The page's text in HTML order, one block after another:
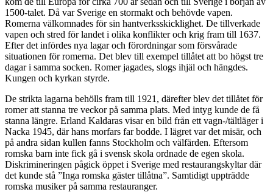
1500-talet. Då var Sverige en stormakt och behövde vapen.
Romerna välkomnades för sin hantverksskicklighet. De tillverkade
vapen och stred för landet i olika konflikter och krig fram till 1637.
Efter det infördes nya lagar och förordningar som försvårade
situationen för romerna. Det blev till exempel tillåtet att bo högst tre
dagar i samma socken. Romer jagades, slogs ihjäl och hängdes.
Kungen och kyrkan styrde.
De strikta lagarna behölls fram till 1921 , därefter blev det tillåtet för
romer att stanna tre veckor på samma plats. Med intyg kunde de få
stanna längre. Erland Kaldaras visar en bild från ett vagn-/tältläger i
Nacka 1945, där hans morfars far bodde. I lägret var det misär, och
på andra sidan kullen fanns Stockholm och välfärden. Eftersom
romska barn inte fick gå i svensk skola ordnade de egen skola.
Diskrimineringen pågick öppet i Sverige med restaurangskyltar där
det kunde stå ”Inga romska gäster tillåtna”. Samtidigt uppträdde
romska musiker på samma restauranger.